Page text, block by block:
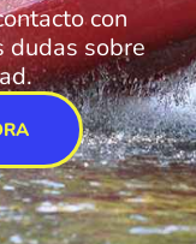
con
dudas sobre